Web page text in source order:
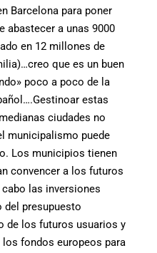
Barcelona para poner
abastecer a unas 9000
en 12 millones de
que es un buen
poco a poco de la
estas
ciudades no
municipalismo puede
Los municipios tienen
convencer a los futuros
las inversiones
del presupuesto
de los futuros usuarios y
los fondos europeos para